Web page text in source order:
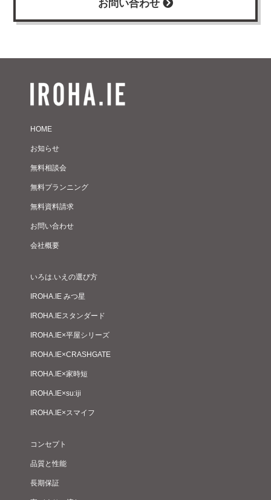
お問い合わせ
HOME
お知らせ
無料相談会
無料プランニング
無料資料請求
お問い合わせ
会社概要
いろは.いえの選び方
IROHA.IE みつ星
IROHA.IEスタンダード
IROHA.IE×平屋シリーズ
IROHA.IE×CRASHGATE
IROHA.IE×家時短
IROHA.IE×su:iji
IROHA.IE×スマイフ
コンセプト
品質と性能
長期保証